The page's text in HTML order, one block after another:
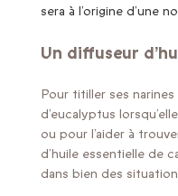
sera à l’origine d’une
Un diffuseur
Pour titiller ses narines
d’eucalyptus
ou pour l’aider à
d’huile essentielle de
dans bien des